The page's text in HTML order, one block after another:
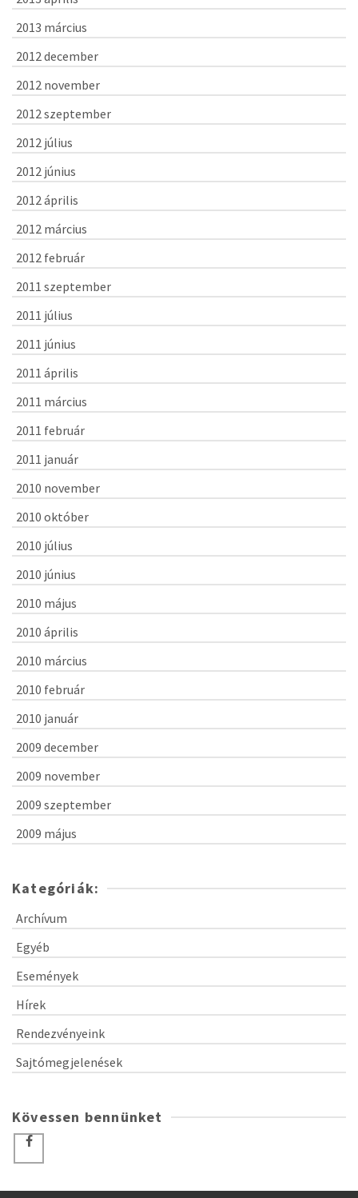
2013 március
2012 december
2012 november
2012 szeptember
2012 július
2012 június
2012 április
2012 március
2012 február
2011 szeptember
2011 július
2011 június
2011 április
2011 március
2011 február
2011 január
2010 november
2010 október
2010 július
2010 június
2010 május
2010 április
2010 március
2010 február
2010 január
2009 december
2009 november
2009 szeptember
2009 május
Kategóriák:
Archívum
Egyéb
Események
Hírek
Rendezvényeink
Sajtómegjelenések
Kövessen bennünket